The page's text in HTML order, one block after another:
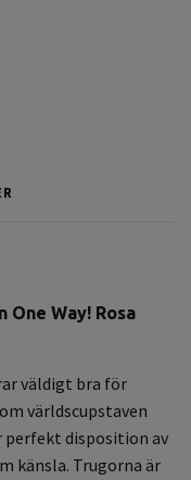
Way! Rosa
väldigt bra för
världscupstaven
disposition av
känsla. Trugorna är